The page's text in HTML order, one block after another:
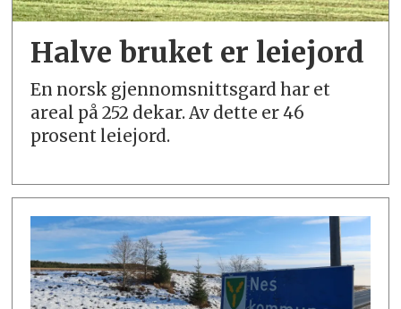
Halve bruket er leiejord
En norsk gjennomsnittsgard har et
areal på 252 dekar. Av dette er 46
prosent leiejord.